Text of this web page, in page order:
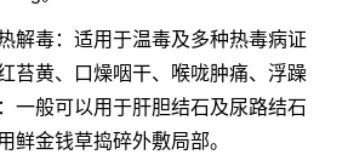
解毒：适用于温毒及多种热毒病证
苔黄、口燥咽干、喉咙肿痛、浮躁
一般可以用于肝胆结石及尿路结石
鲜金钱草捣碎外敷局部。